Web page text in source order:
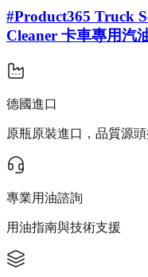
#Product365 Truck
Cleaner 卡車專用汽
德國進口
原瓶原裝進口，品質源頭
專業用油諮詢
用油指南與技術支援